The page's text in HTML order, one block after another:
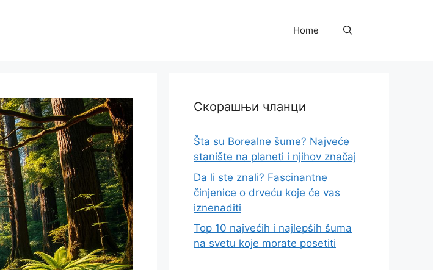
Home
Скорашњи чланци
Šta su Borealne šume? Najveće
stanište na planeti i njihov značaj
Da li ste znali? Fascinantne
činjenice o drveću koje će vas
iznenaditi
Top 10 najvećih i najlepših šuma
na svetu koje morate posetiti